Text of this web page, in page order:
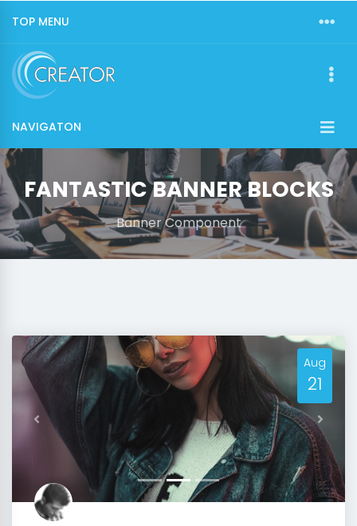
TOP MENU
NAVIGATON
FANTASTIC BANNER BLOCKS
Banner Component
Previous Next
Aug
21